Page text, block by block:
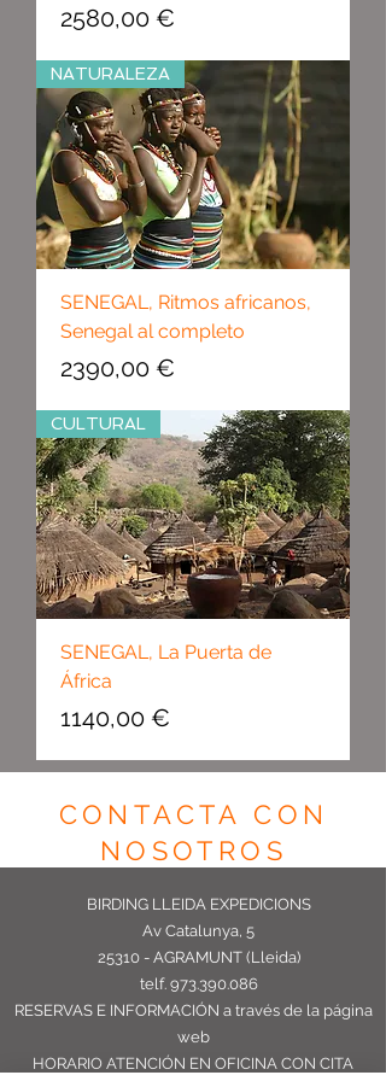
Precio
2580,00 €
NATURALEZA
SENEGAL, Ritmos africanos,
Senegal al completo
Precio
2390,00 €
CULTURAL
SENEGAL, La Puerta de
África
Precio
1140,00 €
CONTACTA CON
NOSOTROS
BIRDING LLEIDA EXPEDICIONS
Av Catalunya, 5
25310 - AGRAMUNT (Lleida)
telf. 973.390.086
RESERVAS E INFORMACIÓN a través de la página
web
HORARIO ATENCIÓN EN OFICINA CON CITA